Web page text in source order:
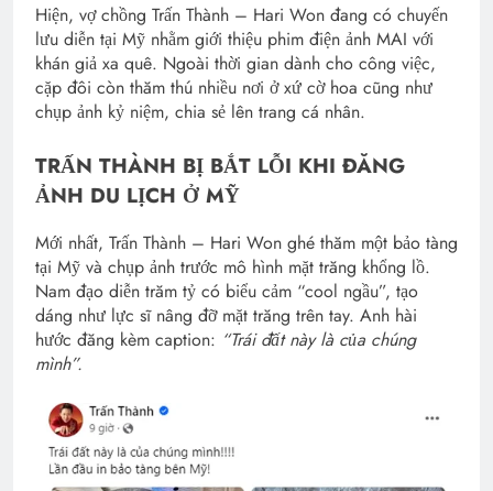
Hiện, vợ chồng Trấn Thành – Hari Won đang có chuyến
lưu diễn tại Mỹ nhằm giới thiệu phim điện ảnh MAI với
khán giả xa quê. Ngoài thời gian dành cho công việc,
cặp đôi còn thăm thú nhiều nơi ở xứ cờ hoa cũng như
chụp ảnh kỷ niệm, chia sẻ lên trang cá nhân.
TRẤN THÀNH BỊ BẮT LỖI KHI ĐĂNG
ẢNH DU LỊCH Ở MỸ
Mới nhất, Trấn Thành – Hari Won ghé thăm một bảo tàng
tại Mỹ và chụp ảnh trước mô hình mặt trăng khổng lồ.
Nam đạo diễn trăm tỷ có biểu cảm “cool ngầu”, tạo
dáng như lực sĩ nâng đỡ mặt trăng trên tay. Anh hài
hước đăng kèm caption: “Trái đất này là của chúng
mình”.